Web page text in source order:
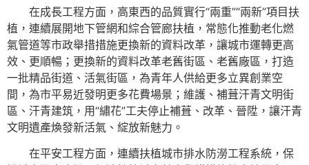
在成長工程方面，高東西的品質實行“兩重”“兩新”項目扶
植，連續展開地下管網和綜合管廊扶植，常態化推動老化燃
氣管道等市政舉措措施更換新的資料改革，讓城市運轉更高
效、更順暢；更換新的資料改革老舊街區、老舊廠區，打造
一批精品街道、活氣街區，為青年人供給更多立異創業空
間，為市平易近發明更多花費場景；維護、補葺汗青文明街
區、汗青建筑，用“繡花”工夫停止補葺、改革、晉陞，讓汗青
文明遺產煥發新活氣、綻放新魅力。
在平安工程方面，連續扶植城市排水防澇工程系統，保